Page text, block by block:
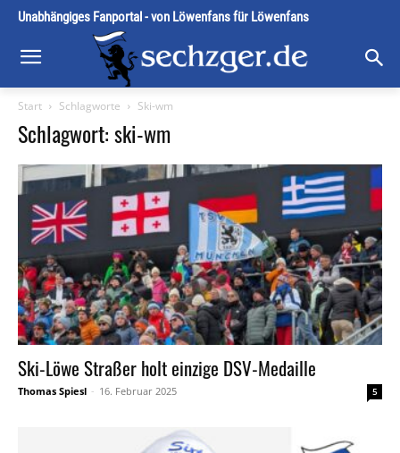
Unabhängiges Fanportal - von Löwenfans für Löwenfans
Start Schlagworte Ski-wm
Schlagwort: ski-wm
Ski-Löwe Straßer holt einzige DSV-Medaille
Thomas Spiesl - 16. Februar 2025 5